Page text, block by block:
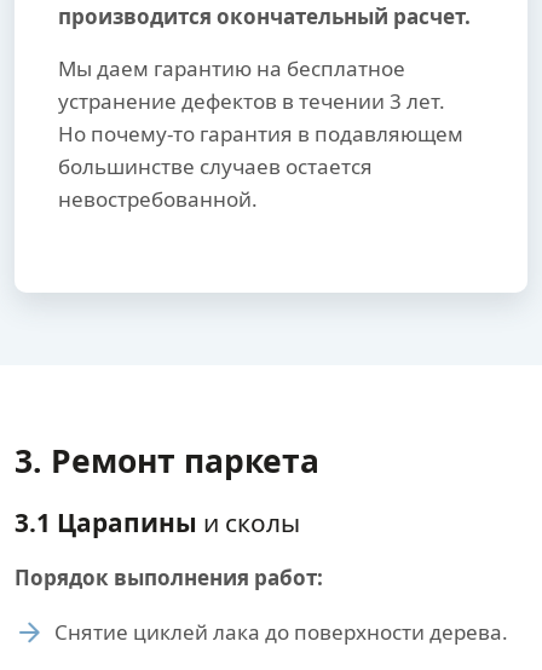
производится окончательный расчет.
Мы даем гарантию на бесплатное
устранение дефектов в течении 3 лет.
Но почему-то гарантия в подавляющем
большинстве случаев остается
невостребованной.
3. Ремонт паркета
3.1 Царапины и сколы
Порядок выполнения работ:
Снятие циклей лака до поверхности дерева.